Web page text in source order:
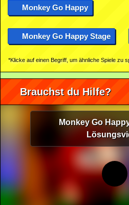
Monkey Go Happy
Monkey Go Happy Stage
*Klicke auf einen Begriff, um ähnliche Spiele zu
Brauchst du Hilfe?
Monkey Go